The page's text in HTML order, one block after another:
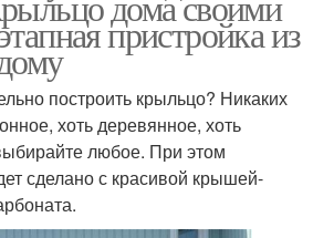
пристройка из
построить крыльцо? Никаких
хоть деревянное, хоть
любое. При этом
сделано с красивой крышей-